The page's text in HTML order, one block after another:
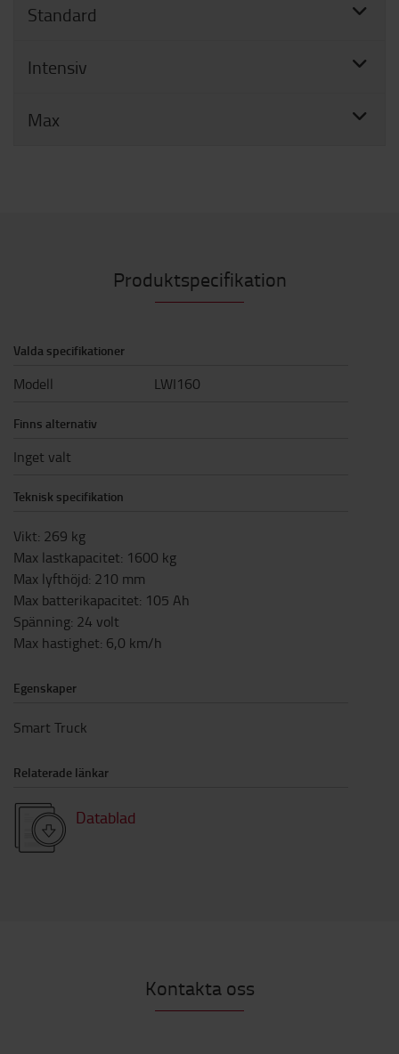
Standard
Intensiv
Max
Produktspecifikation
Valda specifikationer
Modell LWI160
Finns alternativ
Inget valt
Teknisk specifikation
Vikt: 269 kg
Max lastkapacitet: 1600 kg
Max lyfthöjd: 210 mm
Max batterikapacitet: 105 Ah
Spänning: 24 volt
Max hastighet: 6,0 km/h
Egenskaper
Smart Truck
Relaterade länkar
Datablad
Kontakta oss